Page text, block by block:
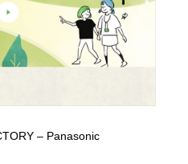
– Panasonic